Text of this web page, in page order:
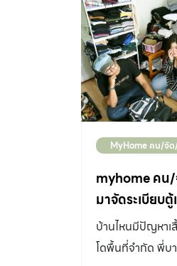
MyHome คน/จั
myhome คน/
มาจัดระเบียบตู้
บ้านไหนมีปัญหาเ
โดพื้นที่จำกัด พี่บ